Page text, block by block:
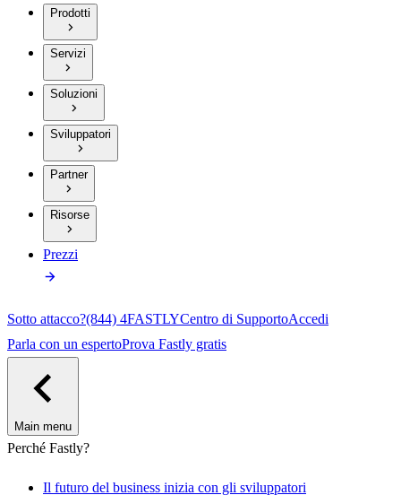
Prodotti
Servizi
Soluzioni
Sviluppatori
Partner
Risorse
Prezzi
Sotto attacco?(844) 4FASTLYCentro di SupportoAccedi
Parla con un espertoProva Fastly gratis
Main menu
Perché Fastly?
Il futuro del business inizia con gli sviluppatori